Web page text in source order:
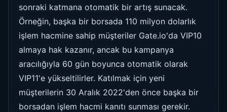
sonraki katmana otomatik bir artış sunacak.
Örneğin, başka bir borsada 110 milyon dolarlık
işlem hacmine sahip müşteriler Gate.io'da VIP10
almaya hak kazanır, ancak bu kampanya
aracılığıyla 60 gün boyunca otomatik olarak
VIP11'e yükseltilirler. Katılmak için yeni
müşterilerin 30 Aralık 2022'den önce başka bir
borsadan işlem hacmi kanıtı sunması gerekir.